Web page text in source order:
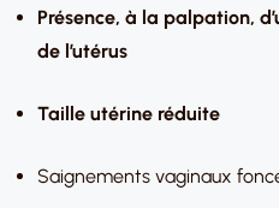
Présence, à la palpation,
de l’utérus
Taille utérine réduite
Saignements vaginaux